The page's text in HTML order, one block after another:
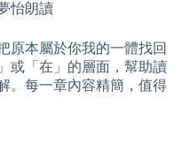
怡朗讀
原本屬於你我的一體找回
或「在」的層面，幫助讀
。每一章內容精簡，值得